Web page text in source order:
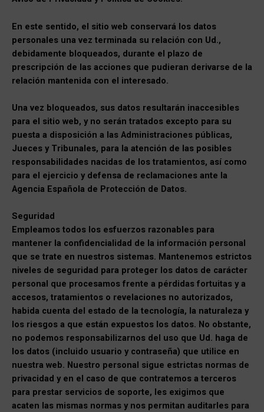
En este sentido, el sitio web conservará los datos
personales una vez terminada su relación con Ud.,
debidamente bloqueados, durante el plazo de
prescripción de las acciones que pudieran derivarse de la
relación mantenida con el interesado.
Una vez bloqueados, sus datos resultarán inaccesibles
para el sitio web, y no serán tratados excepto para su
puesta a disposición a las Administraciones públicas,
Jueces y Tribunales, para la atención de las posibles
responsabilidades nacidas de los tratamientos, así como
para el ejercicio y defensa de reclamaciones ante la
Agencia Española de Protección de Datos.
Seguridad
Empleamos todos los esfuerzos razonables para
mantener la confidencialidad de la información personal
que se trate en nuestros sistemas. Mantenemos estrictos
niveles de seguridad para proteger los datos de carácter
personal que procesamos frente a pérdidas fortuitas y a
accesos, tratamientos o revelaciones no autorizados,
habida cuenta del estado de la tecnología, la naturaleza y
los riesgos a que están expuestos los datos. No obstante,
no podemos responsabilizarnos del uso que Ud. haga de
los datos (incluido usuario y contraseña) que utilice en
nuestra web. Nuestro personal sigue estrictas normas de
privacidad y en el caso de que contratemos a terceros
para prestar servicios de soporte, les exigimos que
acaten las mismas normas y nos permitan auditarles para